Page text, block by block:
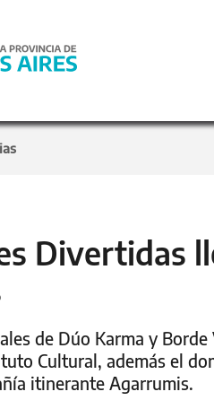
Divertidas
de Dúo Karma y
Cultural, además el
itinerante Agarrumis.